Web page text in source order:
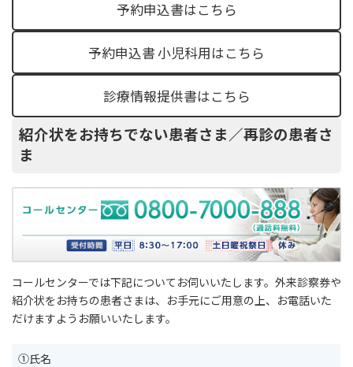
予約申込書はこちら
予約申込書 小児科用はこちら
診療情報提供書はこちら
紹介状をお持ちでない患者さま／再診の患者さ
ま
コールセンターでは下記についてお伺いいたします。外来診察券や
紹介状をお持ちの患者さまは、お手元にご用意の上、お電話いた
だけますようお願いいたします。
①氏名